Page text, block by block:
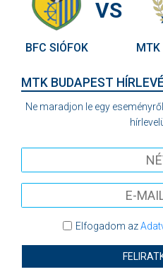
BFC SIÓFOK
VS
MTK
MTK BUDAPEST
Ne maradjon le egy
Elfogadom az